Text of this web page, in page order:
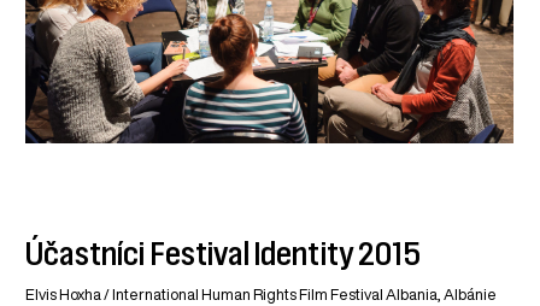
Účastníci Festival Identity 2015
Elvis Hoxha / International Human Rights Film Festival Albania, Albánie